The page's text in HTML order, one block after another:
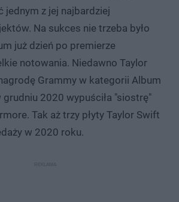
jednym z jej najbardziej
Na sukces nie trzeba było
już dzień po premierze
notowania. Niedawno Taylor
Grammy w kategorii Album
grudniu 2020 wypuściła "siostrę"
Tak aż trzy płyty Taylor Swift
w 2020 roku.